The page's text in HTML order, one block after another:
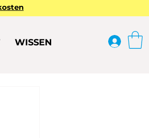
WISSEN